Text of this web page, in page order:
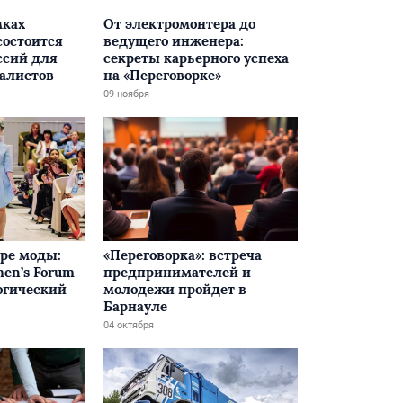
для
От электромонтера до
ведущего инженера:
секреты карьерного успеха
на «Переговорке»
09 ноября
моды:
Forum
«Переговорка»: встреча
предпринимателей и
молодежи пройдет в
Барнауле
04 октября